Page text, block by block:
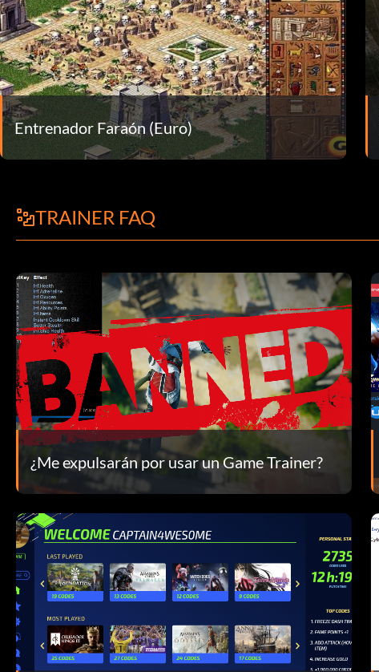
Entrenador Faraón (Euro)
TRAINER FAQ
¿Me expulsarán por usar un Game Trainer?